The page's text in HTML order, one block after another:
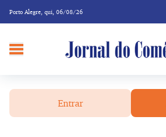
Porto Alegre, qui, 06/08/26
Entrar